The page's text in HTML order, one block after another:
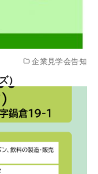
企業見学会告知
）